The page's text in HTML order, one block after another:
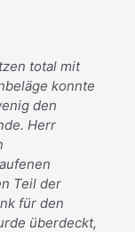
total mit
konnte
den
Herr
Teil der
für den
überdeckt,